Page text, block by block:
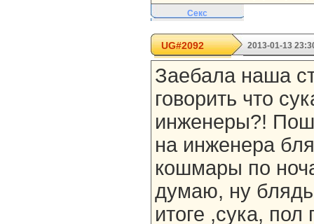
Секс
UG#2092 2013-01-13
Заебала наша
говорить что
инженеры?!
на инженера
кошмары по
думаю, ну
итоге ,сука, пол